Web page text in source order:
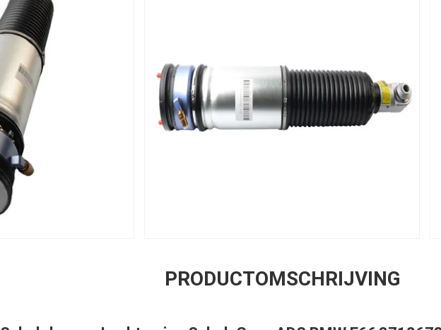
PRODUCTOMSCHRIJVING